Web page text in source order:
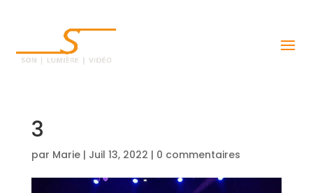
3
par Marie| Juil 13, 2022 | 0 commentaires